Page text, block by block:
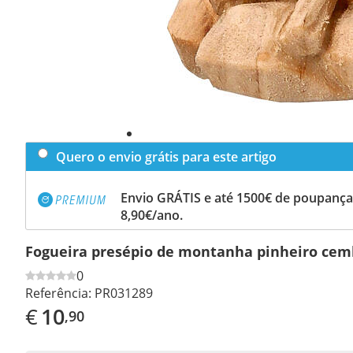
Quero o envio grátis para este artigo
Envio GRÁTIS e até 1500€ de
8,90€/ano.
Fogueira presépio de montanha pinheiro
0
Referência: PR031289
€10,90